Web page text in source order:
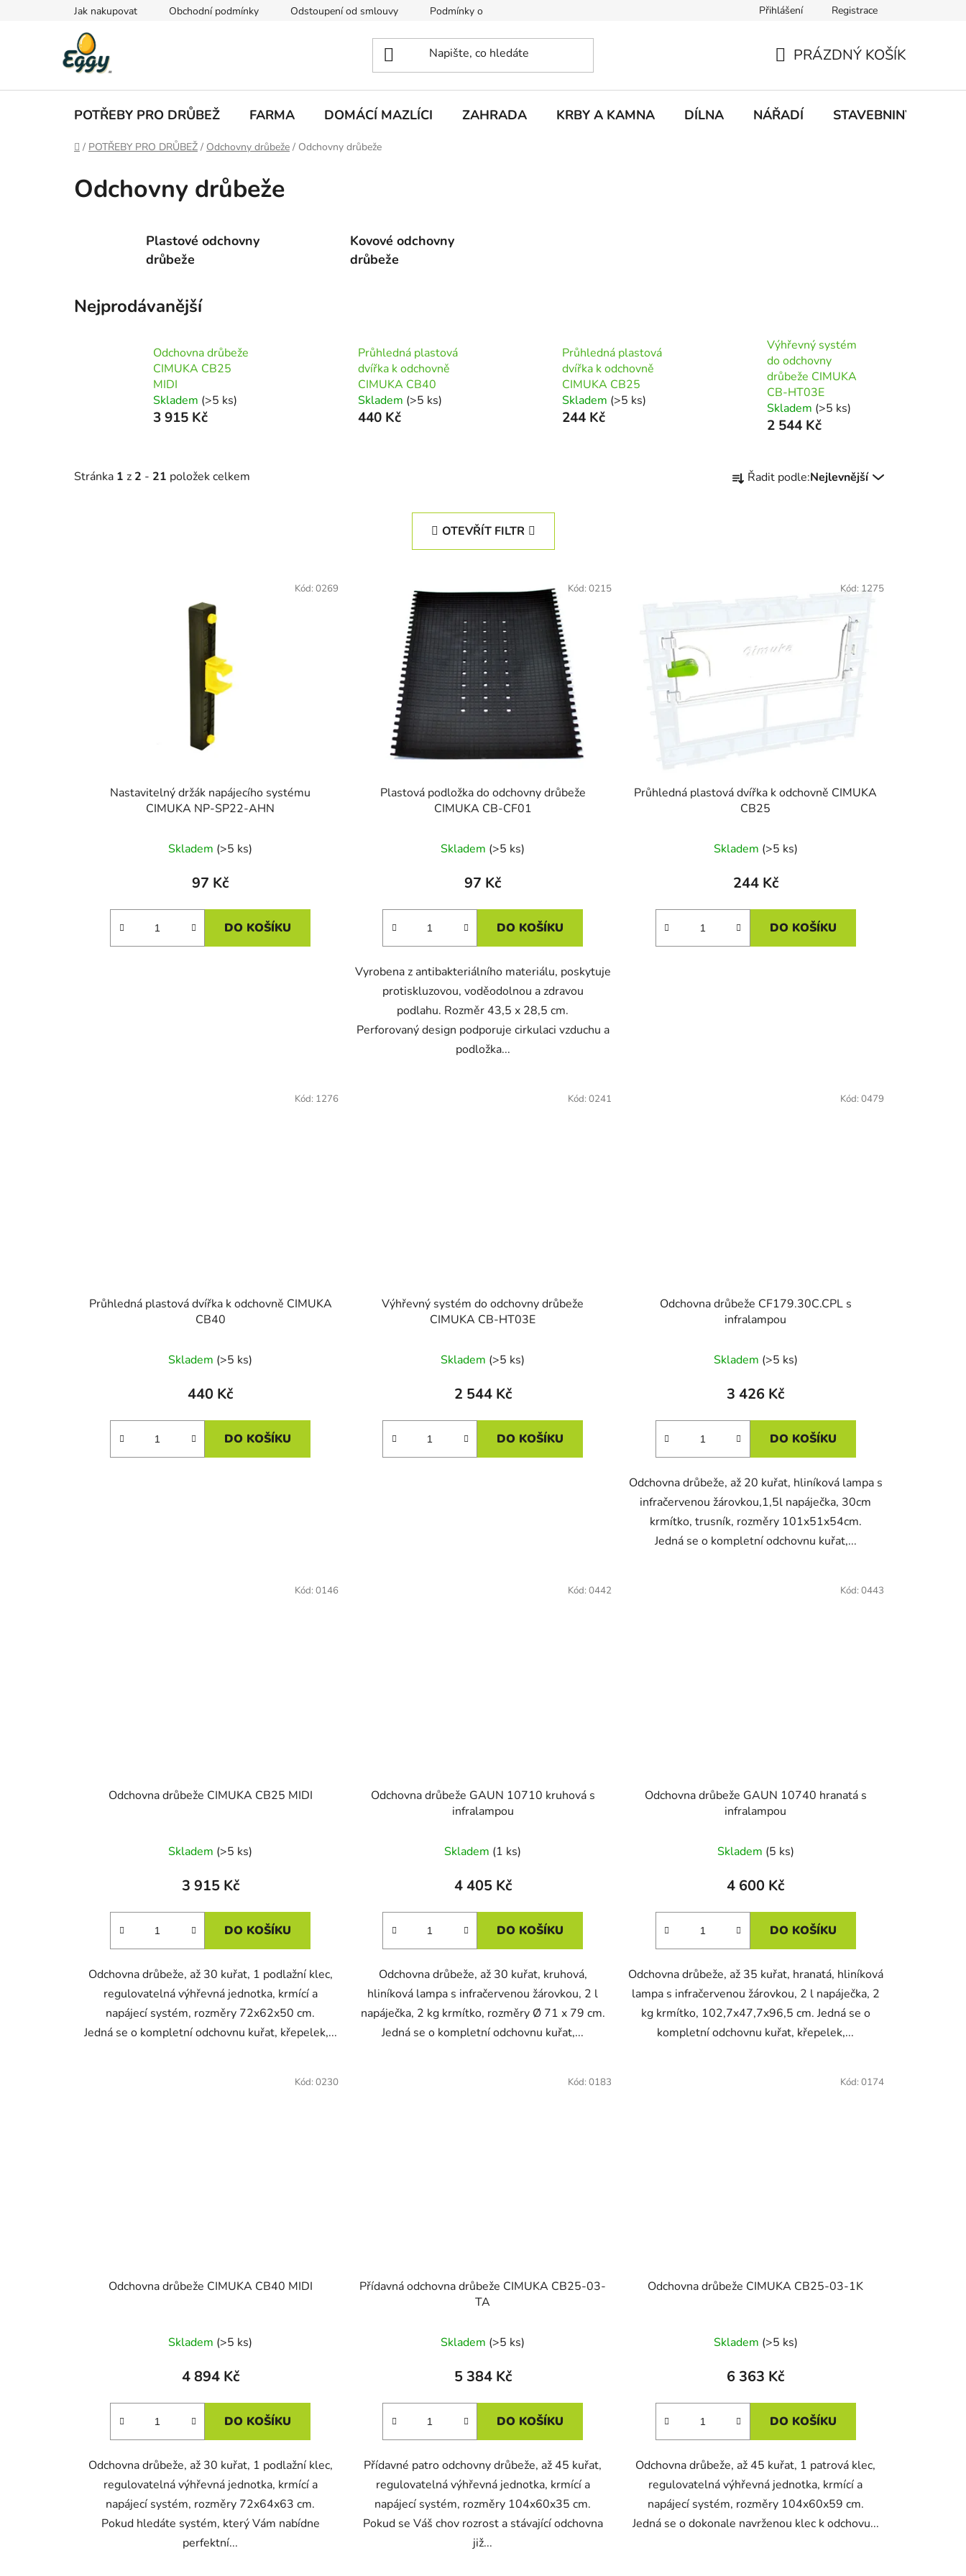
Jak nakupovat Obchodní podmínky Odstoupení od smlouvy Podmínky ochrany osobních údajů Doprava a platbaPřihlášení Registrace
KOŠÍK
PRÁZDNÝ KOŠÍK
POTŘEBY PRO DRŮBEŽ FARMA DOMÁCÍ MAZLÍCI ZAHRADA KRBY A KAMNA DÍLNA NÁŘADÍ STAVEBNINY
Domů
/ POTŘEBY PRO DRŮBEŽ / Odchovny drůbeže / Odchovny drůbeže
Odchovny drůbeže
Plastové odchovny
drůbeže
Kovové odchovny
drůbeže
Nejprodávanější
Odchovna drůbeže
CIMUKA CB25
MIDI
Skladem (>5 ks)
3 915 Kč
Průhledná plastová
dvířka k odchovně
CIMUKA CB40
Skladem (>5 ks)
440 Kč
Průhledná plastová
dvířka k odchovně
CIMUKA CB25
Skladem (>5 ks)
244 Kč
Výhřevný systém
do odchovny
drůbeže CIMUKA
CB-HT03E
Skladem (>5 ks)
2 544 Kč
Stránka 1 z 2 - 21 položek celkem
a
d
t
Řadit podle:Nejlevnější
OTEVŘÍT FILTR
Nastavitelný držák napájecího systému
CIMUKA NP-SP22-AHN
Skladem (>5 ks)
97 Kč
DO KOŠÍKU
Kód:0269
Plastová podložka do odchovny drůbeže
CIMUKA CB-CF01
Skladem (>5 ks)
97 Kč
DO KOŠÍKU
Vyrobena z antibakteriálního materiálu, poskytuje
protiskluzovou, voděodolnou a zdravou
podlahu. Rozměr 43,5 x 28,5 cm.
Perforovaný design podporuje cirkulaci vzduchu a
podložka...
Kód: 0215
Průhledná plastová dvířka k odchovně CIMUKA
CB25
Skladem (>5 ks)
244 Kč
DO KOŠÍKU
Kód: 1275
Průhledná plastová dvířka k odchovně CIMUKA
CB40
Skladem (>5 ks)
440 Kč
DO KOŠÍKU
Kód: 1276
Výhřevný systém do odchovny drůbeže
CIMUKA CB-HT03E
Skladem (>5 ks)
2 544 Kč
DO KOŠÍKU
Kód: 0241
Odchovna drůbeže CF179.30C.CPL s
infralampou
Skladem (>5 ks)
3 426 Kč
DO KOŠÍKU
Odchovna drůbeže, až 20 kuřat, hliníková lampa s
infračervenou žárovkou,1,5l napáječka, 30cm
krmítko, trusník, rozměry 101x51x54cm.
Jedná se o kompletní odchovnu kuřat,...
Kód: 0479
Odchovna drůbeže CIMUKA CB25 MIDI
Skladem (>5 ks)
3 915 Kč
DO KOŠÍKU
Odchovna drůbeže, až 30 kuřat, 1 podlažní klec,
regulovatelná výhřevná jednotka, krmící a
napájecí systém, rozměry 72x62x50 cm.
Jedná se o kompletní odchovnu kuřat, křepelek,...
Kód:0146
Odchovna drůbeže GAUN 10710 kruhová s
infralampou
Skladem (1 ks)
4 405 Kč
DO KOŠÍKU
Odchovna drůbeže, až 30 kuřat, kruhová,
hliníková lampa s infračervenou žárovkou, 2 l
napáječka, 2 kg krmítko, rozměry Ø 71 x 79 cm.
Jedná se o kompletní odchovnu kuřat,...
Kód: 0442
Odchovna drůbeže GAUN 10740 hranatá s
infralampou
Skladem (5 ks)
4 600 Kč
DO KOŠÍKU
Odchovna drůbeže, až 35 kuřat, hranatá, hliníková
lampa s infračervenou žárovkou, 2 l napáječka, 2
kg krmítko, 102,7x47,7x96,5 cm. Jedná se o
kompletní odchovnu kuřat, křepelek,...
Kód: 0443
Odchovna drůbeže CIMUKA CB40 MIDI
Skladem (>5 ks)
4 894 Kč
DO KOŠÍKU
Odchovna drůbeže, až 30 kuřat, 1 podlažní klec,
regulovatelná výhřevná jednotka, krmící a
napájecí systém, rozměry 72x64x63 cm.
Pokud hledáte systém, který Vám nabídne
perfektní...
Kód:0230
Přídavná odchovna drůbeže CIMUKA CB25-03-
TA
Skladem (>5 ks)
5 384 Kč
DO KOŠÍKU
Přídavné patro odchovny drůbeže, až 45 kuřat,
regulovatelná výhřevná jednotka, krmící a
napájecí systém, rozměry 104x60x35 cm.
Pokud se Váš chov rozrost a stávající odchovna
již...
Kód: 0183
Odchovna drůbeže CIMUKA CB25-03-1K
Skladem (>5 ks)
6 363 Kč
DO KOŠÍKU
Odchovna drůbeže, až 45 kuřat, 1 patrová klec,
regulovatelná výhřevná jednotka, krmící a
napájecí systém, rozměry 104x60x59 cm.
Jedná se o dokonale navrženou klec k odchovu...
Kód: 0174